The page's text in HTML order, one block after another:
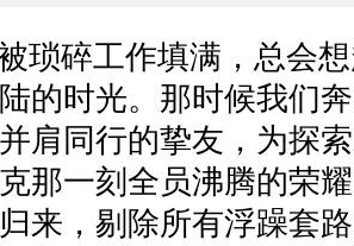
琐碎工作填满，总会
的时光。那时候我们
肩同行的挚友，为探
那一刻全员沸腾的荣
来，剔除所有浮躁套